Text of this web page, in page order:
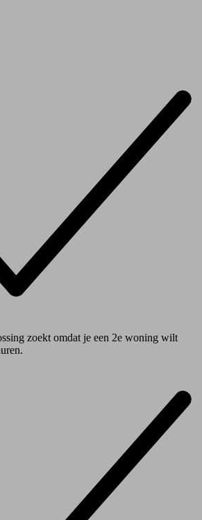
zoekt omdat je een 2e woning wilt